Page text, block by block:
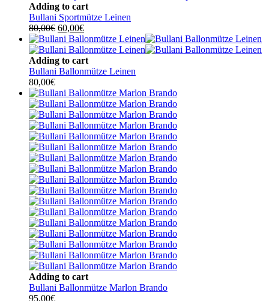
Adding to cart
Bullani Sportmütze Leinen
80,00€ Ursprünglicher
Preis
war:
80,00€
60,00€Aktueller
Preis
ist:
60,00€.
Adding to cart
Bullani Ballonmütze Leinen
80,00€
Adding to cart
Bullani Ballonmütze Marlon Brando
95,00€